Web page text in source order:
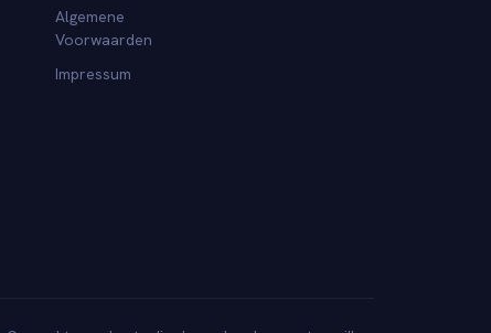
Algemene
Voorwaarden
Impressum